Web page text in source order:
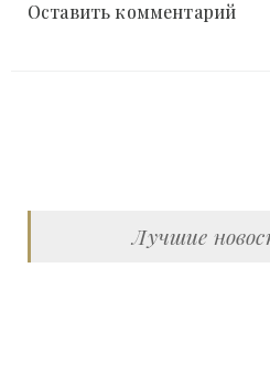
Оставить комментарий
Лучшие